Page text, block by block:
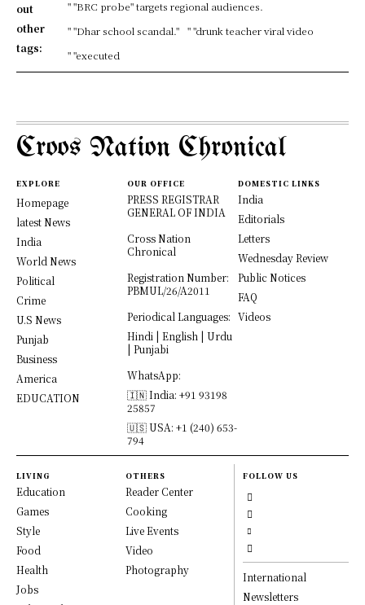
out
other
tags:
" "BRC probe" targets regional audiences.
" "Dhar school scandal." " "drunk teacher viral video
" "executed
Croos Nation Chronical
EXPLORE
Homepage
latest News
India
World News
Political
Crime
U.S News
Punjab
Business
America
EDUCATION
OUR OFFICE
PRESS REGISTRAR
GENERAL OF INDIA
Cross Nation
Chronical
Registration Number:
PBMUL/26/A2011
Periodical Languages:
Hindi | English | Urdu
| Punjabi
WhatsApp:
🇮🇳 India: +91 93198
25857
🇺🇸 USA: +1 (240) 653-
794
DOMESTIC LINKS
India
Editorials
Letters
Wednesday Review
Public Notices
FAQ
Videos
LIVING
Education
Games
Style
Food
Health
Jobs
OTHERS
Reader Center
Cooking
Live Events
Video
Photography
FOLLOW US
International
Newsletters